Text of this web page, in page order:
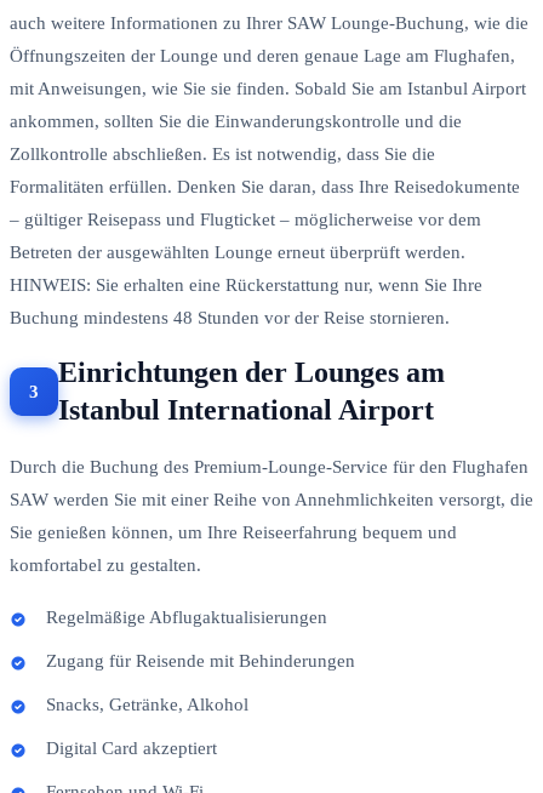
auch weitere Informationen zu Ihrer SAW Lounge-Buchung, wie die
Öffnungszeiten der Lounge und deren genaue Lage am Flughafen,
mit Anweisungen, wie Sie sie finden. Sobald Sie am Istanbul Airport
ankommen, sollten Sie die Einwanderungskontrolle und die
Zollkontrolle abschließen. Es ist notwendig, dass Sie die
Formalitäten erfüllen. Denken Sie daran, dass Ihre Reisedokumente
– gültiger Reisepass und Flugticket – möglicherweise vor dem
Betreten der ausgewählten Lounge erneut überprüft werden.
HINWEIS: Sie erhalten eine Rückerstattung nur, wenn Sie Ihre
Buchung mindestens 48 Stunden vor der Reise stornieren.
Einrichtungen der Lounges am
Istanbul International Airport
Durch die Buchung des Premium-Lounge-Service für den Flughafen
SAW werden Sie mit einer Reihe von Annehmlichkeiten versorgt, die
Sie genießen können, um Ihre Reiseerfahrung bequem und
komfortabel zu gestalten.
Regelmäßige Abflugaktualisierungen
Zugang für Reisende mit Behinderungen
Snacks, Getränke, Alkohol
Digital Card akzeptiert